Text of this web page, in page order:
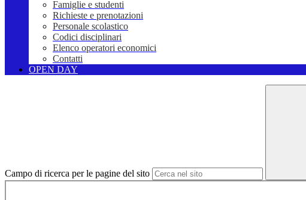
Famiglie e studenti
Richieste e prenotazioni
Personale scolastico
Codici disciplinari
Elenco operatori economici
Contatti
OPEN DAY
Campo di ricerca per le pagine del sito